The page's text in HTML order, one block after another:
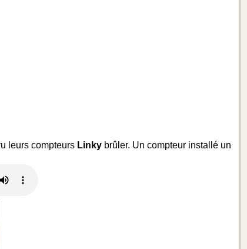
leurs compteurs Linky brûler. Un compteur installé un